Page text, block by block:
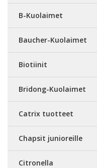
B-Kuolaimet
Baucher-Kuolaimet
Biotiinit
Bridong-Kuolaimet
Catrix tuotteet
Chapsit junioreille
Citronella